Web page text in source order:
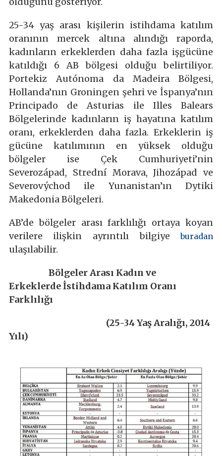
25-34 yaş arası kişilerin istihdama katılım
oranının mercek altına alındığı raporda,
kadınların erkeklerden daha fazla işgücüne
katıldığı 6 AB bölgesi olduğu belirtiliyor.
Portekiz Autónoma da Madeira Bölgesi,
Hollanda’nın Groningen şehri ve İspanya’nın
Principado de Asturias ile Illes Balears
Bölgelerinde kadınların iş hayatına katılım
oranı, erkeklerden daha fazla. Erkeklerin iş
gücüne katılımının en yüksek olduğu
bölgeler ise Çek Cumhuriyeti’nin
Severozápad, Strední Morava, Jihozápad ve
Severovýchod ile Yunanistan’ın Dytiki
Makedonia Bölgeleri.
AB’de bölgeler arası farklılığı ortaya koyan
verilere ilişkin ayrıntılı bilgiyeburadan
ulaşılabilir.
Bölgeler Arası Kadın ve
Erkeklerde İstihdama Katılım Oranı
Farklılığı
(25-34 Yaş Aralığı, 2014
Yılı)